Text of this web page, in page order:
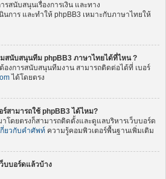
รสนับสนุนเรื่องการเงิน และทาง
นการ และทำให้ phpBB3 เหมาะกับภาษาไทยให้
สนับสนุนทีม phpBB3 ภาษาไทยได้ที่ไหน ?
องการสนับสนุนทีมงาน สามารถติดต่อได้ที่ เบอร์
ได้โดยตรง
สามารถใช้ phpBB3 ได้ไหม?
โดยตรงก็สามารถติดตั้งและดูแลบริหารเว็บบอร์ด
กี่ยวกับคำศัพท์ ความรู้คอมพิวเตอร์พื้นฐานเพิ่มเติม
บบอร์ดแล้วบ้าง